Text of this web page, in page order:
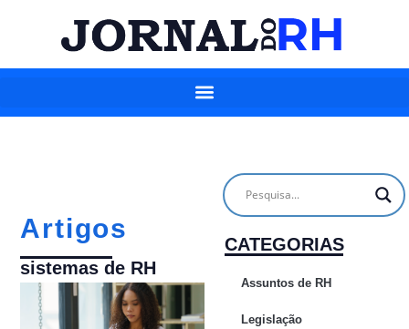
Artigos
sistemas de RH
CATEGORIAS
Assuntos de RH
Legislação